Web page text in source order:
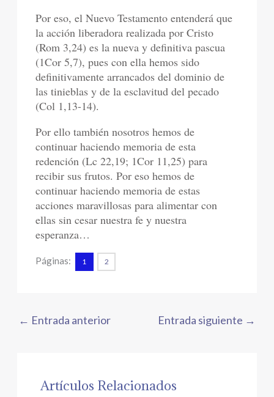
Por eso, el Nuevo Testamento entenderá que
la acción liberadora realizada por Cristo
(Rom 3,24) es la nueva y definitiva pascua
(1Cor 5,7), pues con ella hemos sido
definitivamente arrancados del dominio de
las tinieblas y de la esclavitud del pecado
(Col 1,13-14).
Por ello también nosotros hemos de
continuar haciendo memoria de esta
redención (Lc 22,19; 1Cor 11,25) para
recibir sus frutos. Por eso hemos de
continuar haciendo memoria de estas
acciones maravillosas para alimentar con
ellas sin cesar nuestra fe y nuestra
esperanza…
Páginas: 1 2
← Entrada anterior Entrada siguiente →
Artículos Relacionados